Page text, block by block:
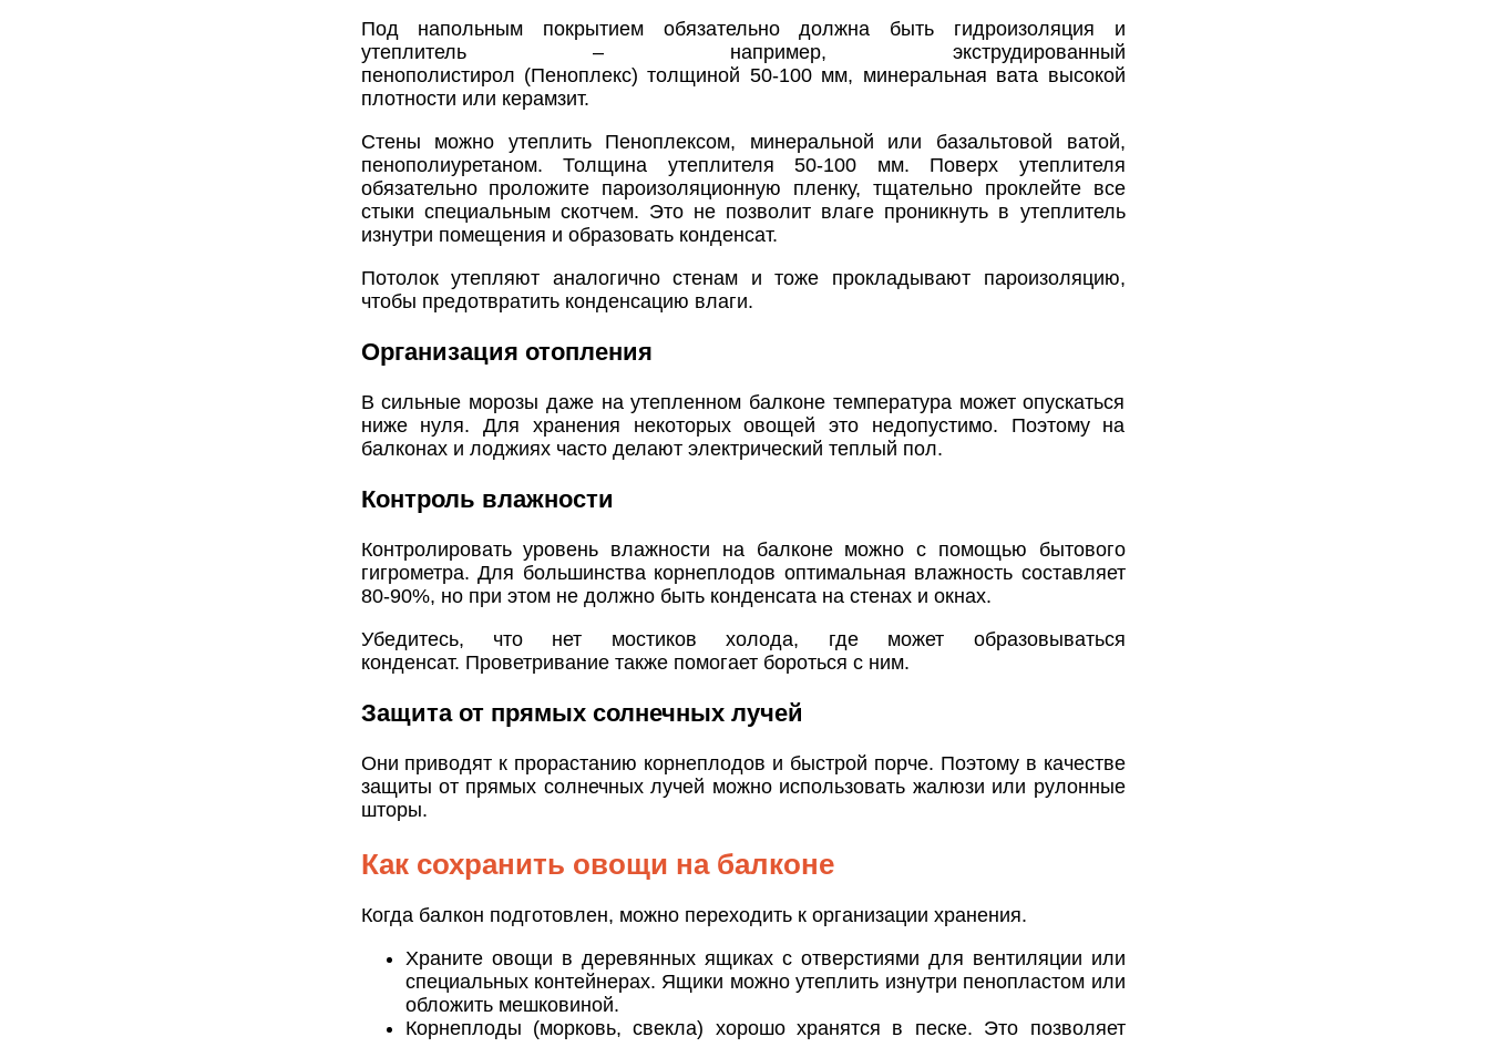
Под напольным покрытием обязательно должна быть гидроизоляция и
утеплитель – например, экструдированный
пенополистирол (Пеноплекс) толщиной 50-100 мм, минеральная вата высокой
плотности или керамзит.
Стены можно утеплить Пеноплексом, минеральной или базальтовой ватой,
пенополиуретаном. Толщина утеплителя 50-100 мм. Поверх утеплителя
обязательно проложите пароизоляционную пленку, тщательно проклейте все
стыки специальным скотчем. Это не позволит влаге проникнуть в утеплитель
изнутри помещения и образовать конденсат.
Потолок утепляют аналогично стенам и тоже прокладывают пароизоляцию,
чтобы предотвратить конденсацию влаги.
Организация отопления
В сильные морозы даже на утепленном балконе температура может опускаться
ниже нуля. Для хранения некоторых овощей это недопустимо. Поэтому на
балконах и лоджиях часто делают электрический теплый пол.
Контроль влажности
Контролировать уровень влажности на балконе можно с помощью бытового
гигрометра. Для большинства корнеплодов оптимальная влажность составляет
80-90%, но при этом не должно быть конденсата на стенах и окнах.
Убедитесь, что нет мостиков холода, где может образовываться
конденсат. Проветривание также помогает бороться с ним.
Защита от прямых солнечных лучей
Они приводят к прорастанию корнеплодов и быстрой порче. Поэтому в качестве
защиты от прямых солнечных лучей можно использовать жалюзи или рулонные
шторы.
Как сохранить овощи на балконе
Когда балкон подготовлен, можно переходить к организации хранения.
Храните овощи в деревянных ящиках с отверстиями для вентиляции или
специальных контейнерах. Ящики можно утеплить изнутри пенопластом или
обложить мешковиной.
Корнеплоды (морковь, свекла) хорошо хранятся в песке. Это позволяет